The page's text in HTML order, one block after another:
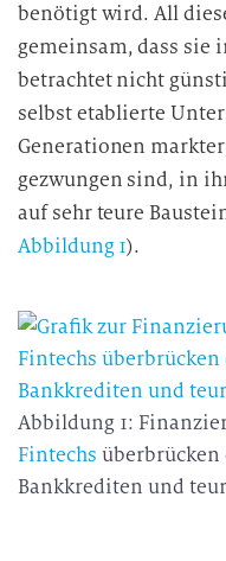
benötigt wird. All
gemeinsam, dass sie
betrachtet nicht
selbst etablierte
Generationen
gezwungen sind, in
auf sehr teure
Abbildung 1).
Abbildung 1:
Fintechs überbrücken
Bankkrediten und